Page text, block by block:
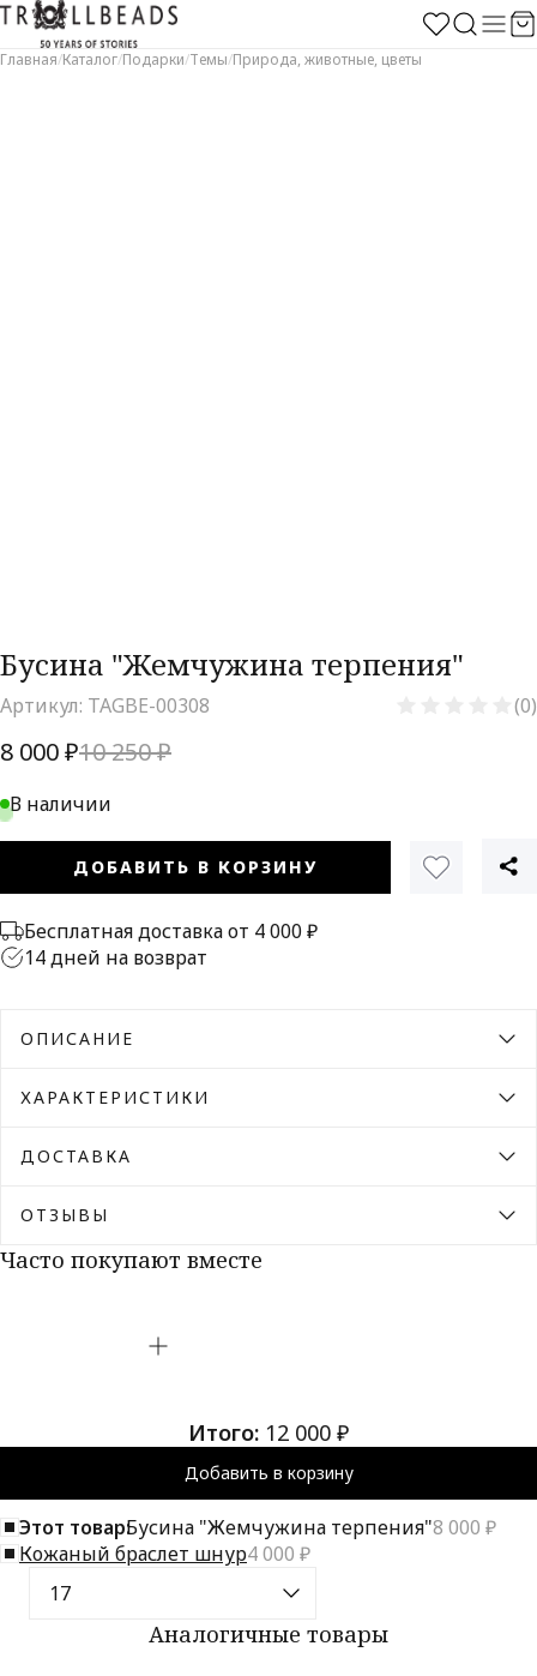
Главная/Каталог/Подарки/Темы/Природа, животные, цветы
Бусина "Жемчужина терпения"
Артикул: TAGBE-00308 (0)
8 000 ₽10 250 ₽
В наличии
ДОБАВИТЬ В КОРЗИНУ
Бесплатная доставка от 4 000 ₽
14 дней на возврат
ОПИСАНИЕ
ХАРАКТЕРИСТИКИ
ДОСТАВКА
ОТЗЫВЫ
Часто покупают вместе
Итого: 12 000 ₽
Добавить в корзину
Этот товар:Бусина "Жемчужина терпения"8 000 ₽
Кожаный браслет шнур4 000 ₽
Аналогичные товары